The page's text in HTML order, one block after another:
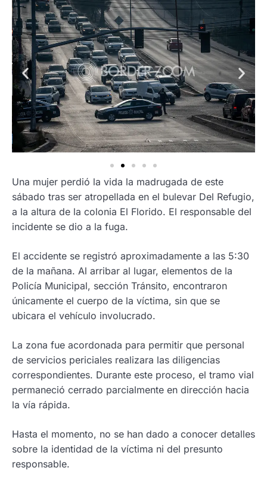
Una mujer perdió la vida la madrugada de este
sábado tras ser atropellada en el bulevar Del Refugio,
a la altura de la colonia El Florido. El responsable del
incidente se dio a la fuga.
El accidente se registró aproximadamente a las 5:30
de la mañana. Al arribar al lugar, elementos de la
Policía Municipal, sección Tránsito, encontraron
únicamente el cuerpo de la víctima, sin que se
ubicara el vehículo involucrado.
La zona fue acordonada para permitir que personal
de servicios periciales realizara las diligencias
correspondientes. Durante este proceso, el tramo vial
permaneció cerrado parcialmente en dirección hacia
la vía rápida.
Hasta el momento, no se han dado a conocer detalles
sobre la identidad de la víctima ni del presunto
responsable.